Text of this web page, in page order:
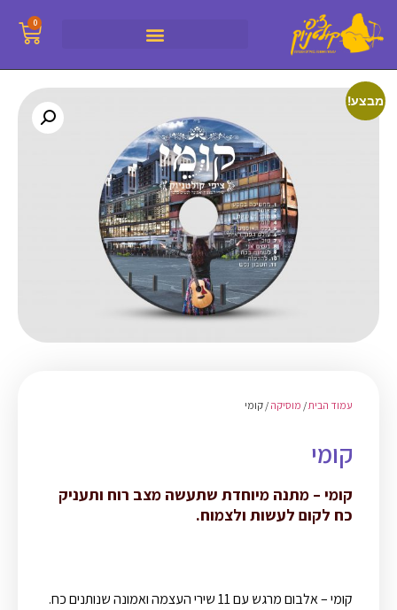
0
מבצע!
עמוד הבית/ מוסיקה / קומי
קומי
קומי – מתנה מיוחדת שתעשה מצב רוח ותעניק
כח לקום לעשות ולצמוח.
קומי – אלבום מרגש עם 11 שירי העצמה ואמונה שנותנים כח.